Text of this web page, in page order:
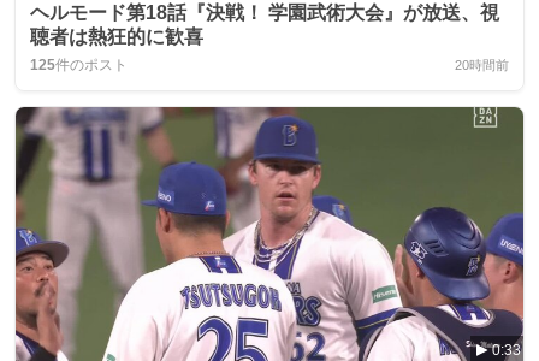
ヘルモード第18話『決戦！ 学園武術大会』が放送、視
聴者は熱狂的に歓喜
125件のポスト 20時間前
0:33